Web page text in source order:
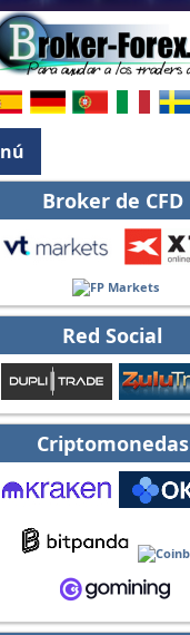
Broker de CFD
Red Social
Criptomonedas